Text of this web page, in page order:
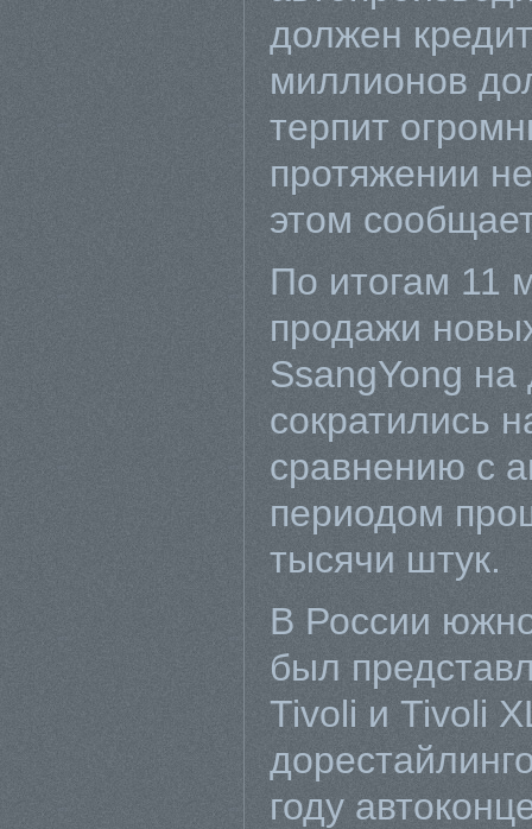
должен
миллионов
терпит
протяжении
этом
По итогам 11
продажи
SsangYong
сократились
сравнению с
периодом
тысячи штук.
В России
был
Tivoli и Tivoli
году